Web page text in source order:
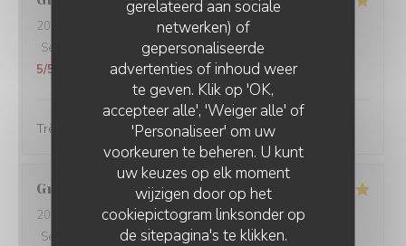
gerelateerd aan sociale
netwerken) of
gepersonaliseerde
advertenties of inhoud weer
te geven. Klik op 'OK,
accepteer alle', 'Weiger alle' of
'Personaliseer' om uw
voorkeuren te beheren. U kunt
uw keuzes op elk moment
wijzigen door op het
cookiepictogram linksonder op
de sitepagina's te klikken.
2026-06-23
- 12:30 - Gasten 5
Service
Atmosfeer: 5/5 Keuken:5/5
5/5
Très bon et très convivial
Grégoire
2026-06-18- 20:45 - Gasten 2
Service
Atmosfeer:5/5 Keuken 5/5 Kwaliteit / Prijs